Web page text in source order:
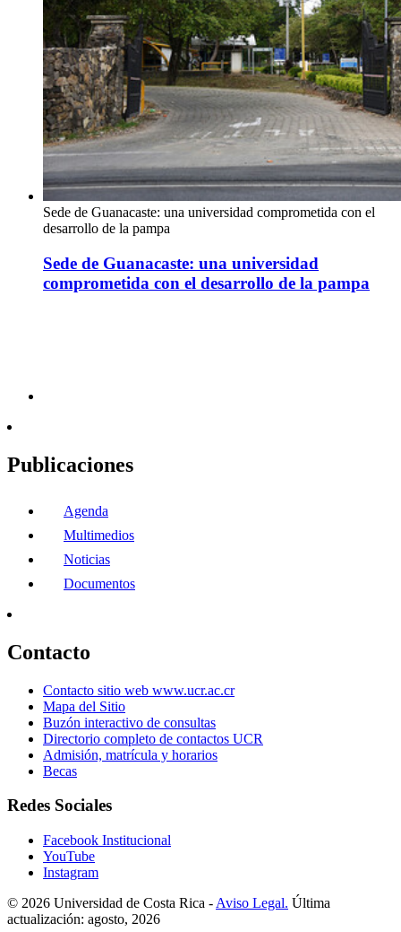
Sede de Guanacaste: una universidad comprometida con el
desarrollo de la pampa
Sede de Guanacaste: una universidad
comprometida con el desarrollo de la pampa
Publicaciones
Agenda
Multimedios
Noticias
Documentos
Contacto
Contacto sitio web www.ucr.ac.cr
Mapa del Sitio
Buzón interactivo de consultas
Directorio completo de contactos UCR
Admisión, matrícula y horarios
Becas
Redes Sociales
Facebook Institucional
YouTube
Instagram
© 2026 Universidad de Costa Rica - Aviso Legal. Última
actualización: agosto, 2026